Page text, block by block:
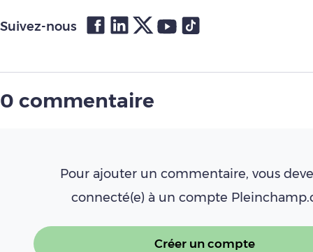
Suivez-nous
0 commentaire
Pour ajouter un commentaire, vous
connecté(e) à un compte
Créer un compte